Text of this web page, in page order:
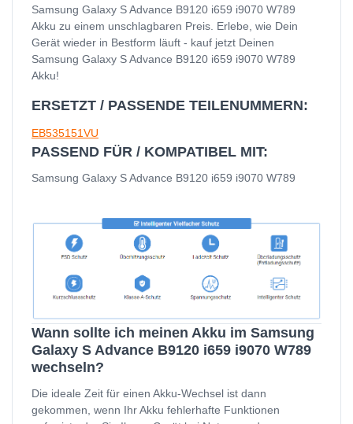
Samsung Galaxy S Advance B9120 i659 i9070 W789
Akku zu einem unschlagbaren Preis. Erlebe, wie Dein
Gerät wieder in Bestform läuft - kauf jetzt Deinen
Samsung Galaxy S Advance B9120 i659 i9070 W789
Akku!
ERSETZT / PASSENDE TEILENUMMERN:
EB535151VU
PASSEND FÜR / KOMPATIBEL MIT:
Samsung Galaxy S Advance B9120 i659 i9070 W789
Wann sollte ich meinen Akku im Samsung
Galaxy S Advance B9120 i659 i9070 W789
wechseln?
Die ideale Zeit für einen Akku-Wechsel ist dann
gekommen, wenn Ihr Akku fehlerhafte Funktionen